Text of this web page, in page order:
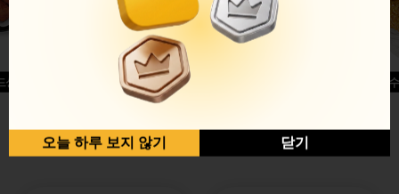
글윙
반반순살[레드+허니]
허니옥
오늘 하루 보지 않기 닫기